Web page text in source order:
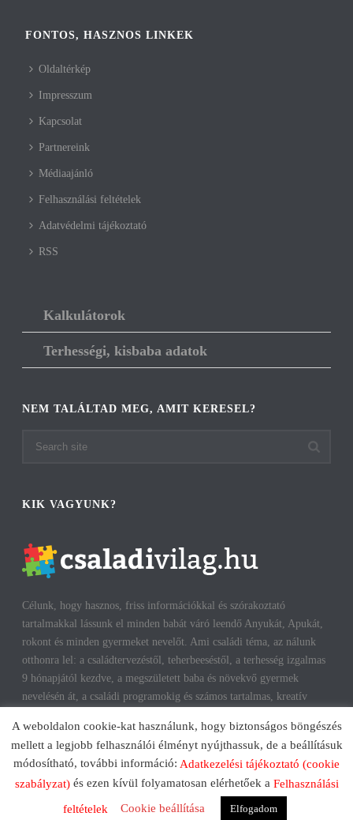
FONTOS, HASZNOS LINKEK
Oldaltérkép
Impresszum
Kapcsolat
Partnereink
Médiaajánló
Felhasználási feltételek
Adatvédelmi tájékoztató
RSS
Kalkulátorok
Terhességi, kisbaba adatok
NEM TALÁLTAD MEG, AMIT KERESEL?
KIK VAGYUNK?
Célunk, hogy hasznos, friss információkkal és szórakoztató
tartalmakkal lássunk el minden babát váró leendő Anyukát, Apukát,
rokont és minden gyermeket nevelőt. Ami családi téma, az nálunk
otthonra lel: a családtervezéstől, teherbeeséstől, a terhesség izgalmas
9 hónapjától kezdve, a megszületett baba és növekvő gyermek
nevelésén át, a családi programokig és számos tartalmas, kreatív
gyermekkorhoz, gyerekeink testi és lelki egészségéhez az út többek
között a szülők megfelelő attitűdje, kíváncsisága, jól informáltsága
mentén vezet. Reméljük, mi is segítünk ezen az úton!
A weboldalon cookie-kat használunk, hogy biztonságos böngészés
mellett a legjobb felhasználói élményt nyújthassuk, de a beállításuk
módosítható, további információ: Adatkezelési tájékoztató (cookie
szabályzat) és ezen kívül folyamatosan elérhetőek a Felhasználási
feltételek Cookie beállítása Elfogadom